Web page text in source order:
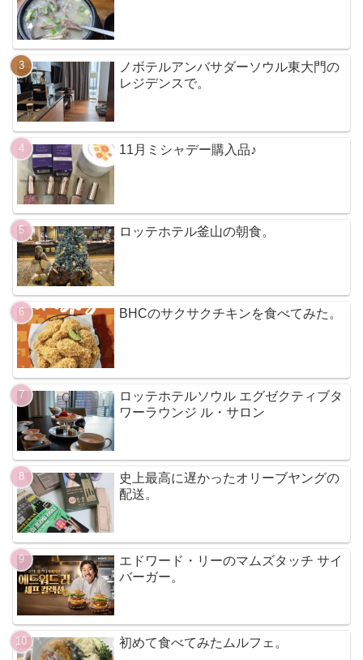
ノボテルアンバサダーソウル東大門の
レジデンスで。
11月ミシャデー購入品♪
ロッテホテル釜山の朝食。
BHCのサクサクチキンを食べてみた。
ロッテホテルソウル エグゼクティブタ
ワーラウンジ ル・サロン
史上最高に遅かったオリーブヤングの
配送。
エドワード・リーのマムズタッチ サイ
バーガー。
初めて食べてみたムルフェ。